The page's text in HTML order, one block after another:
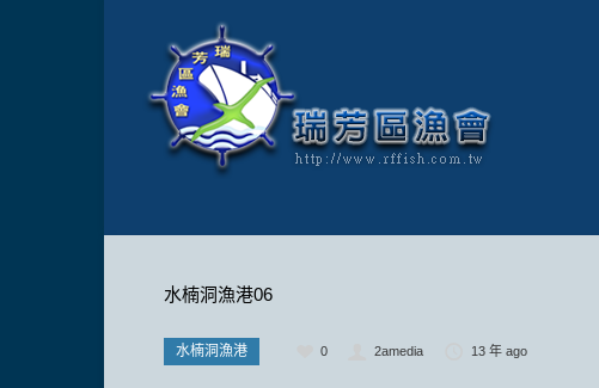
水楠洞漁港06
水楠洞漁港 0 2amedia 13 年 ago